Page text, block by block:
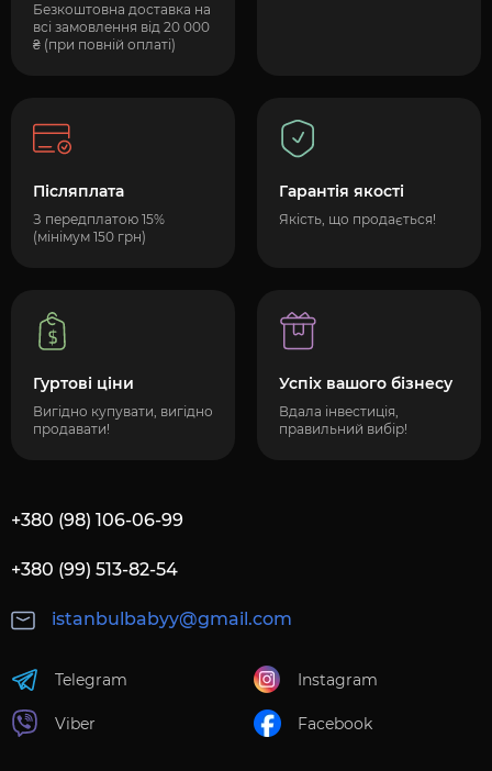
Безкоштовна доставка на
всі замовлення від 20 000
₴ (при повній оплаті)
Післяплата
З передплатою 15%
(мінімум 150 грн)
Гарантія якості
Якість, що продається!
Гуртові ціни
Вигідно купувати, вигідно
продавати!
Успіх вашого бізнесу
Вдала інвестиція,
правильний вибір!
+380 (98) 106-06-99
+380 (99) 513-82-54
istanbulbabyy@gmail.com
Telegram
Viber
Instagram
Facebook